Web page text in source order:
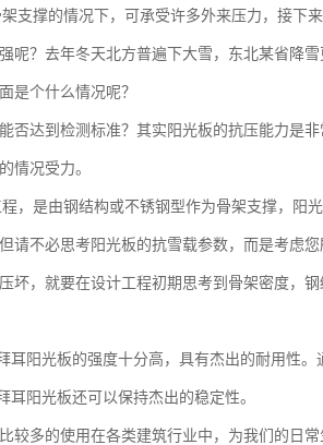
支撑的情况下，可承受许多外来压力，接下
呢？去年冬天北方普遍下大雪，东北某省降
是个什么情况呢？
否达到检测标准？其实阳光板的抗压能力是
情况受力。
，是由钢结构或不锈钢型作为骨架支撑，阳
请不必思考阳光板的抗雪载参数，而是考虑
坏，就要在设计工程初期思考到骨架密度，
耳阳光板的强度十分高，具有杰出的耐用性
耳阳光板还可以保持杰出的稳定性。
较多的使用在各类建筑行业中，为我们的日